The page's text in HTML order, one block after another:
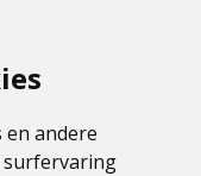
en andere
surfervaring